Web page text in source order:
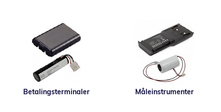
Betalingsterminaler Måleinstrumenter